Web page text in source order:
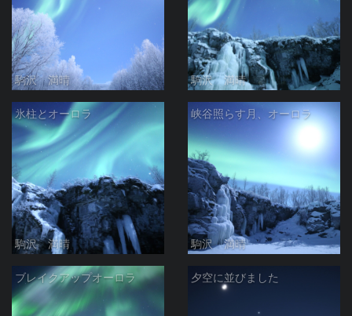
駒沢 満晴 駒沢 満晴
氷柱とオーロラ
駒沢 満晴
峡谷照らす月、オーロラ
駒沢 満晴
ブレイクアップオーロラ 夕空に並びました